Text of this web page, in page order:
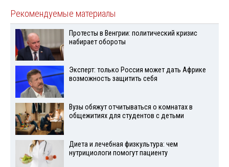
Рекомендуемые материалы
Протесты в Венгрии: политический кризис
набирает обороты
Эксперт: только Россия может дать Африке
возможность защитить себя
Вузы обяжут отчитываться о комнатах в
общежитиях для студентов с детьми
Диета и лечебная физкультура: чем
нутрициологи помогут пациенту